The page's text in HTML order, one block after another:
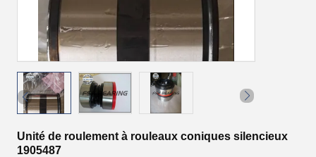
Unité de roulement à rouleaux coniques silencieux
1905487